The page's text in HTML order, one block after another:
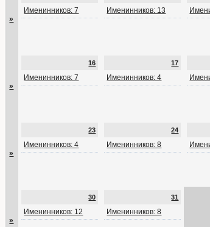
»
Именинников: 7 Именинников: 13
»
16
Именинников: 7
17
Именинников: 4
»
23
Именинников: 4
24
Именинников: 8
»
30
Именинников: 12
31
Именинников: 8